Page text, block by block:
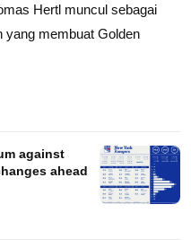
Hertl muncul sebagai
yang membuat Golden
against
ahead